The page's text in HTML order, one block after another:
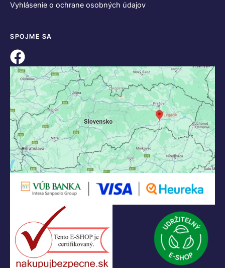
Vyhlásenie o ochrane osobných údajov
SPOJME SA